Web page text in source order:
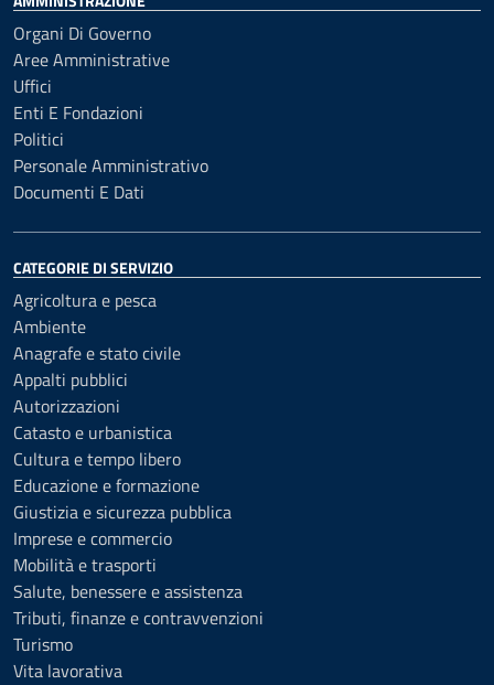
Organi Di Governo
Aree Amministrative
Uffici
Enti E Fondazioni
Politici
Personale Amministrativo
Documenti E Dati
CATEGORIE DI SERVIZIO
Agricoltura e pesca
Ambiente
Anagrafe e stato civile
Appalti pubblici
Autorizzazioni
Catasto e urbanistica
Cultura e tempo libero
Educazione e formazione
Giustizia e sicurezza pubblica
Imprese e commercio
Mobilità e trasporti
Salute, benessere e assistenza
Tributi, finanze e contravvenzioni
Turismo
Vita lavorativa